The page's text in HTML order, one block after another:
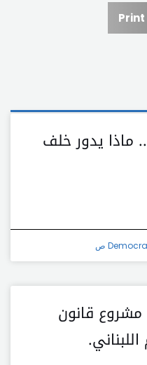
Print
ماذا يدور خلف
مشروع قانون